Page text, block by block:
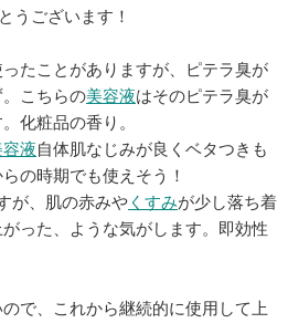
ございます！
たことがありますが、ピテラ臭が
こちらの美容液はそのピテラ臭が
化粧品の香り。
容液自体肌なじみが良くベタつきも
の時期でも使えそう！
が、肌の赤みや くすみが少し落ち着
った、ような気がします。即効性
で、これから継続的に使用して上